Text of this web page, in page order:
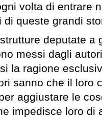
volta di entrare
queste grandi
deputate a
messi dagli
la ragione
sanno che il loro
aggiustare le
impedisce loro di